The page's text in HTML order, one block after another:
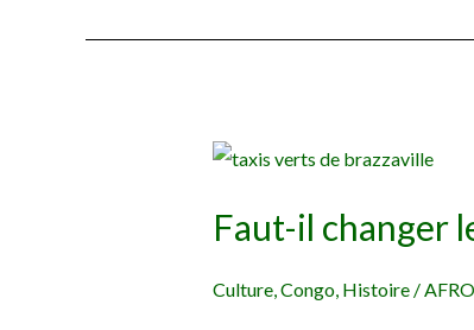
Faut-il changer
Culture,Congo, Histoire/
Faut-
changer
nom